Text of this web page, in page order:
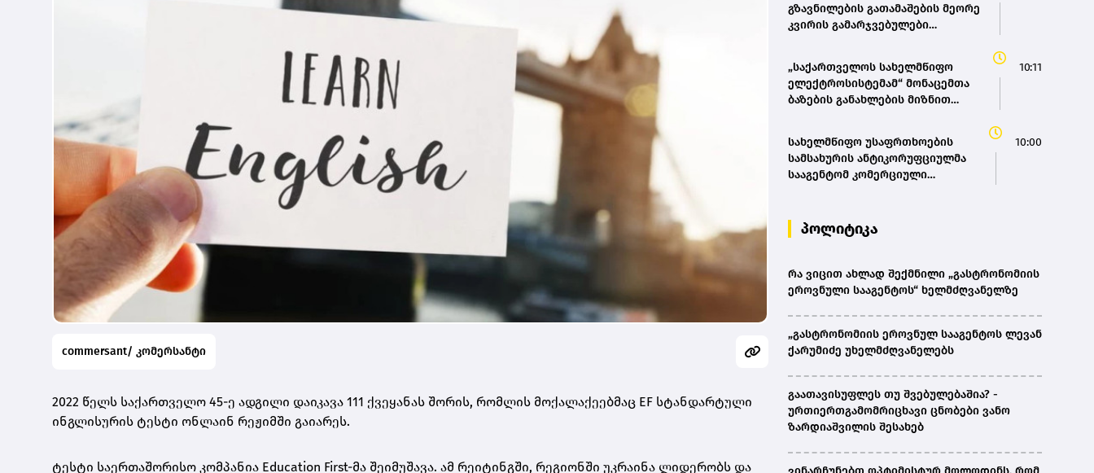
commersant/ კომერსანტი
2022 წელს საქართველო 45-ე ადგილი დაიკავა 111 ქვეყანას შორის, რომლის მოქალაქეებმაც EF სტანდარტული
ინგლისურის ტესტი ონლაინ რეჟიმში გაიარეს.
ტესტი საერთაშორისო კომპანია Education First-მა შეიმუშავა. ამ რეიტინგში, რეგიონში უკრაინა ლიდერობს და
გზავნილების გათამაშების მეორე
კვირის გამარჯვებულები
„საქართველოს სახელმწიფო
ელექტროსისტემამ“ მონაცემთა
ბაზების განახლების მიზნით
10:11
სახელმწიფო უსაფრთხოების
სამსახურის ანტიკორუფციულმა
სააგენტომ კომერციული
დამზადების ფაქტზე
საქართველოს 3 მოქალაქე
10:00
პოლიტიკა
რა ვიცით ახლად შექმნილი „გასტრონომიის
ეროვნული სააგენტოს“ ხელმძღვანელზე
„გასტრონომიის ეროვნულ სააგენტოს ლევან
ქარუმიძე უხელმძღვანელებს
გაათავისუფლეს თუ შვებულებაშია? -
ურთიერთგამომრიცხავი ცნობები ვანო
ზარდიაშვილის შესახებ